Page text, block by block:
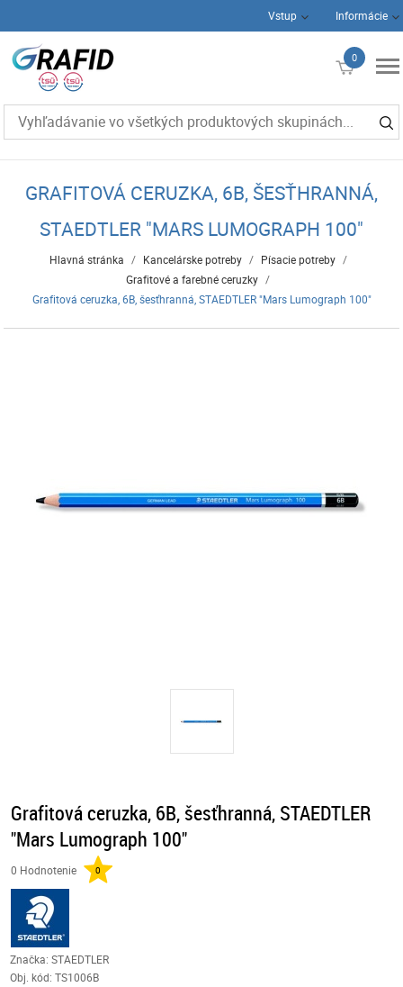
Vstup Informácie
0
€0
GRAFITOVÁ CERUZKA, 6B, ŠESŤHRANNÁ,
STAEDTLER "MARS LUMOGRAPH 100"
Hlavná stránka / Kancelárske potreby / Písacie potreby /
Grafitové a farebné ceruzky /
Grafitová ceruzka, 6B, šesťhranná, STAEDTLER "Mars Lumograph 100"
Grafitová ceruzka, 6B, šesťhranná, STAEDTLER
"Mars Lumograph 100"
0 Hodnotenie 0
Značka: STAEDTLER
Obj. kód:TS1006B